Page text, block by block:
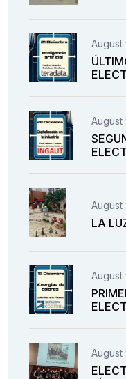
August
August
August
LA
August
August